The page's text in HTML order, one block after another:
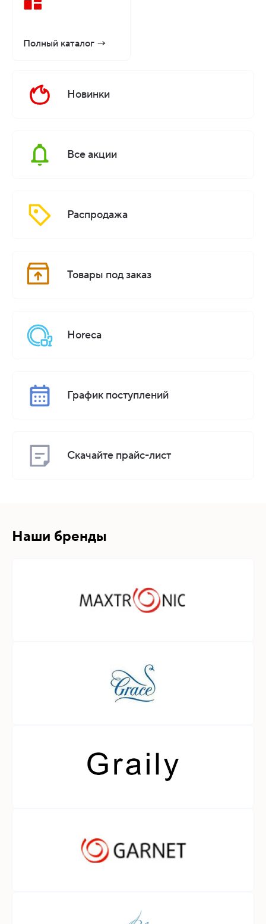
Полный каталог →
Новинки
Все акции
Распродажа
Товары под заказ
Horeca
График поступлений
Скачайте прайс-лист
Наши бренды